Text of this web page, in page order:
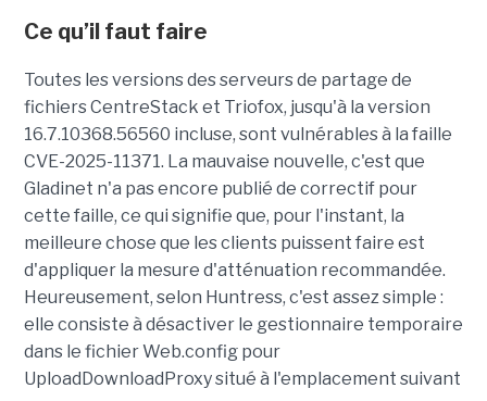
Ce qu’il faut faire
Toutes les versions des serveurs de partage de
fichiers CentreStack et Triofox, jusqu'à la version
16.7.10368.56560 incluse, sont vulnérables à la faille
CVE-2025-11371. La mauvaise nouvelle, c'est que
Gladinet n'a pas encore publié de correctif pour
cette faille, ce qui signifie que, pour l'instant, la
meilleure chose que les clients puissent faire est
d'appliquer la mesure d'atténuation recommandée.
Heureusement, selon Huntress, c'est assez simple :
elle consiste à désactiver le gestionnaire temporaire
dans le fichier Web.config pour
UploadDownloadProxy situé à l'emplacement suivant